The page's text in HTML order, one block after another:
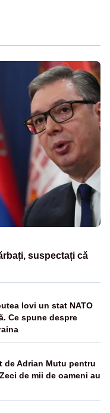
suspectați că
lovi un stat NATO
Ce spune despre
de Adrian Mutu pentru
de mii de oameni au